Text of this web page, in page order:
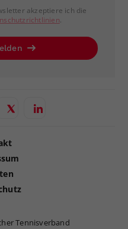
akzeptiere ich die
.
Tennisverband